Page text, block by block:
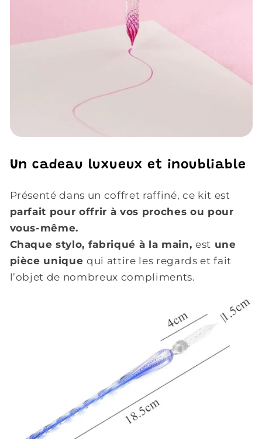
Un cadeau luxueux et inoubliable
Présenté dans un coffret raffiné, ce kit est
parfait pour offrir à vos proches ou pour
vous-même.
Chaque stylo, fabriqué à la main, est une
pièce uniquequi attire les regards et fait
l’objet de nombreux compliments.